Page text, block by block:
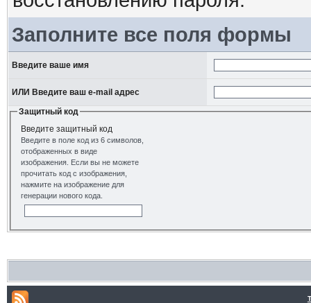
Заполните все поля формы
Введите ваше имя
ИЛИ Введите ваш e-mail адрес
Защитный код
Введите защитный код
Введите в поле код из 6 символов,
отображенных в виде
изображения. Если вы не можете
прочитать код с изображения,
нажмите на изображение для
генерации нового кода.